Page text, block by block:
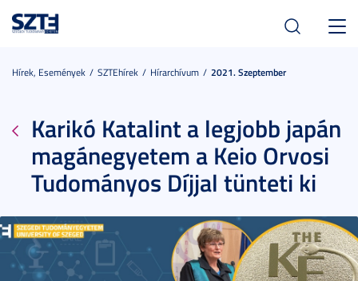
Hírek, Események SZTEhírek Hírarchívum 2021. Szeptember
Karikó Katalint a legjobb japán
magánegyetem a Keio Orvosi
Tudományos Díjjal tünteti ki